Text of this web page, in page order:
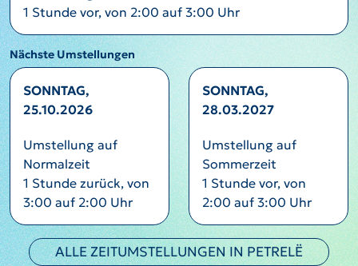
1 Stunde vor, von 2:00 auf 3:00 Uhr
Nächste Umstellungen
SONNTAG,
25.10.2026
Umstellung auf
Normalzeit
1 Stunde zurück, von
3:00 auf 2:00 Uhr
SONNTAG,
28.03.2027
Umstellung auf
Sommerzeit
1 Stunde vor, von
2:00 auf 3:00 Uhr
ALLE ZEITUMSTELLUNGEN IN PETRELË